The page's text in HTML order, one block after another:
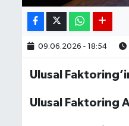
09.06.2026 - 18:54
Ulusal
Ulusal Faktoring